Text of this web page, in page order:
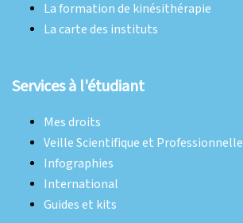
La formation de kinésithérapie
La carte des instituts
Services à l'étudiant
Mes droits
Veille Scientifique et Professionnelle
Infographies
International
Guides et kits